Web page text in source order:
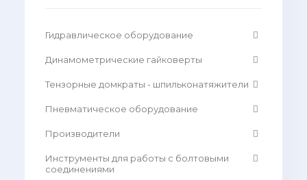
Гидравлическое оборудование
Динамометрические гайковерты
Тензорные домкраты - шпильконатяжители
Пневматическое оборудование
Производители
Инструменты для работы с болтовыми
соединениями